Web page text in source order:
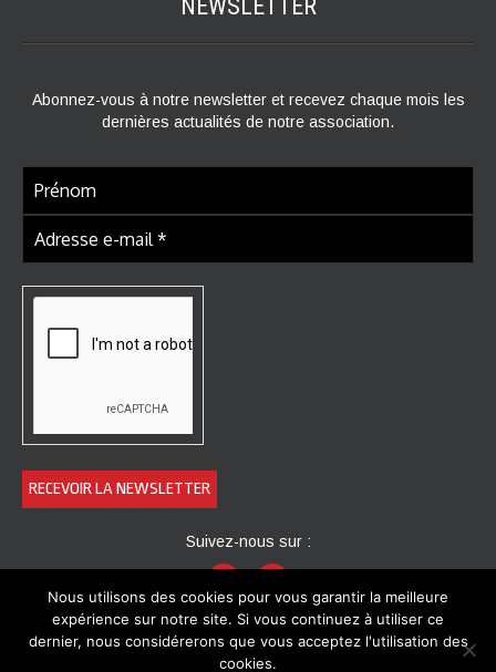
NEWSLETTER
Abonnez-vous à notre newsletter et recevez chaque mois les
dernières actualités de notre association.
Suivez-nous sur :
Nous utilisons des cookies pour vous garantir la meilleure
expérience sur notre site. Si vous continuez à utiliser ce
dernier, nous considérerons que vous acceptez l'utilisation des
cookies.